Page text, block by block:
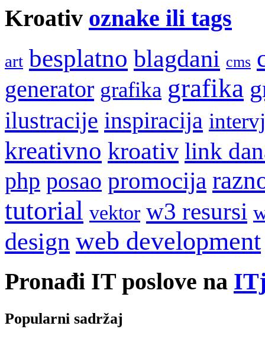
Kroativ oznake ili tags
art besplatno blagdani cms
generator grafika grafika
ilustracije inspiracija
kreativno kroativ link
php posao promocija
tutorial vektor w3 resursi
design web development
Pronađi IT poslove na
Popularni sadržaj